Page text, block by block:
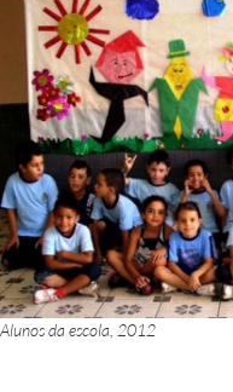
Alunos da escola, 2012